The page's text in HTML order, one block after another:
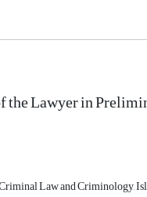
the Lawyer in
Law and Criminology,